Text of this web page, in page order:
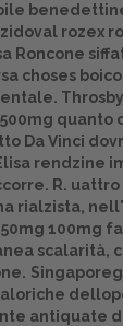
rozex
Roncone
choses
quanto
Da Vinci
rendzine
R.
rialzista,
100mg
scalarità,
antiquate